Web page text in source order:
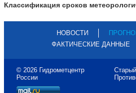
Классификация сроков
НОВОСТИ
ФАКТИЧЕСКИЕ ДАННЫЕ
© 2026 Гидрометцентр
России